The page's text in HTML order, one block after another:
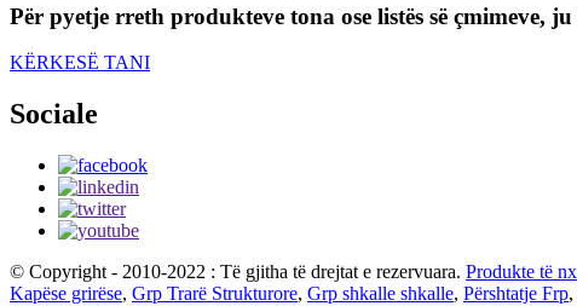
Për pyetje rreth produkteve tona ose listës së çmimeve,
KËRKESË TANI
Sociale
© Copyright - 2010-2022 : Të gjitha të drejtat e rezervuara. Produkte të
Kapëse grirëse, Grp Trarë Strukturore, Grp shkalle shkalle, Përshtatje Frp,